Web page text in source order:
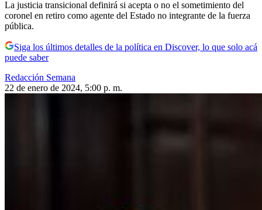
La justicia transicional definirá si acepta o no el sometimiento del
coronel en retiro como agente del Estado no integrante de la fuerza
pública.
Siga los últimos detalles de la política en Discover, lo que solo acá
puede saber
Redacción Semana
22 de enero de 2024, 5:00 p. m.